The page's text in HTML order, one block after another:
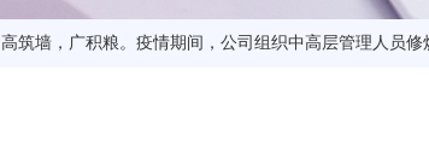
高筑墙，广积粮。疫情期间，公司组织中高层管理人员修